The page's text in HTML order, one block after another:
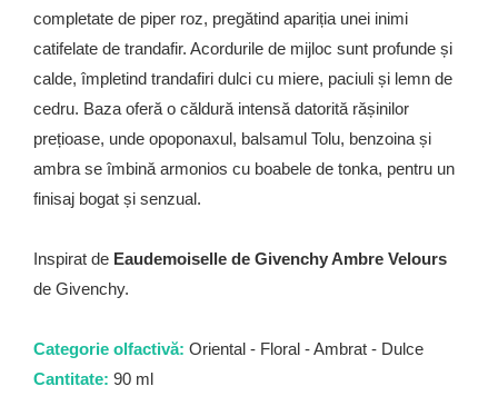
completate de piper roz, pregătind apariția unei inimi
catifelate de trandafir. Acordurile de mijloc sunt profunde și
calde, împletind trandafiri dulci cu miere, paciuli și lemn de
cedru. Baza oferă o căldură intensă datorită rășinilor
prețioase, unde opoponaxul, balsamul Tolu, benzoina și
ambra se îmbină armonios cu boabele de tonka, pentru un
finisaj bogat și senzual.
Inspirat de Eaudemoiselle de Givenchy Ambre Velours
de Givenchy.
Categorie olfactivă: Oriental - Floral - Ambrat - Dulce
Cantitate: 90 ml